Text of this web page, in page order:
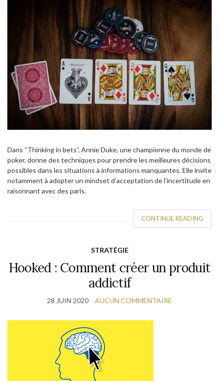
Dans “Thinking in bets”, Annie Duke, une championne du monde de
poker, donne des techniques pour prendre les meilleures décisions
possibles dans les situations à informations manquantes. Elle invite
notamment à adopter un mindset d’acceptation de l’incertitude en
raisonnant avec des paris.
CONTINUE READING
STRATÉGIE
Hooked : Comment créer un produit
addictif
28 JUIN 2020 AUCUN COMMENTAIRE